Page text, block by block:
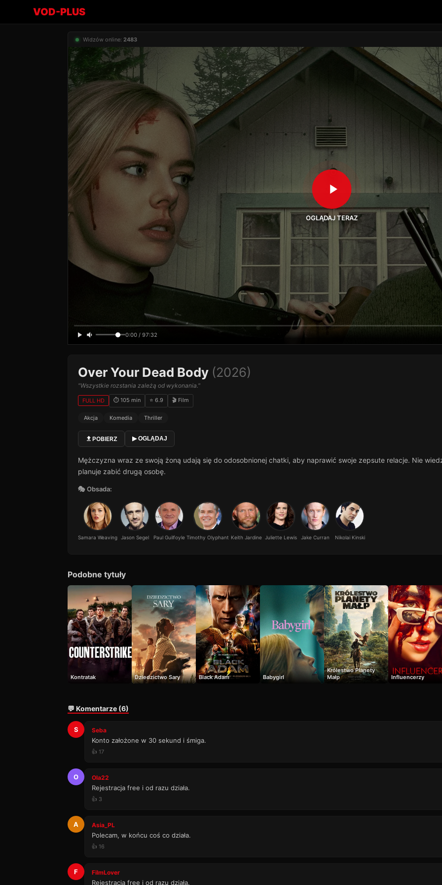
VOD-PLUS
Widzów online: 2483
OGLĄDAJ TERAZ
0:00 / 97:32
Over Your Dead Body (2026)
"Wszystkie rozstania zależą od wykonania."
FULL HD ⏱ 105 min ⭐ 6.9 🎬 Film
Akcja Komedia Thriller
POBIERZ ▶ OGLĄDAJ
Mężczyzna wraz ze swoją żoną udają się do odosobnionej chatki, aby naprawić swoje zepsute relacje. Nie
planuje zabić drugą osobę.
🎭 Obsada:
Samara Weaving Jason Segel Paul Guilfoyle Timothy Olyphant Keith Jardine Juliette Lewis Jake Curran Nikolai Kinski
Podobne tytuły
Kontratak Dziedzictwo Sary Black Adam Babygirl
Królestwo Planety
Małp
Influencerzy
💬 Komentarze (6)
S Seba
Konto założone w 30 sekund i śmiga.
👍 17
O Ola22
Rejestracja free i od razu działa.
👍 3
A Asia_PL
Polecam, w końcu coś co działa.
👍 16
F FilmLover
Rejestracja free i od razu działa.